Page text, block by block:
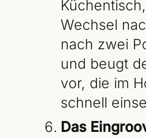
Wechsel
nach zwei
und beugt
vor, die im
schnell
Das